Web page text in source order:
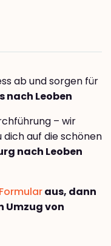
ab und sorgen für
nach Leoben
– wir
dich auf die schönen
nach Leoben
aus, dann
Umzug von